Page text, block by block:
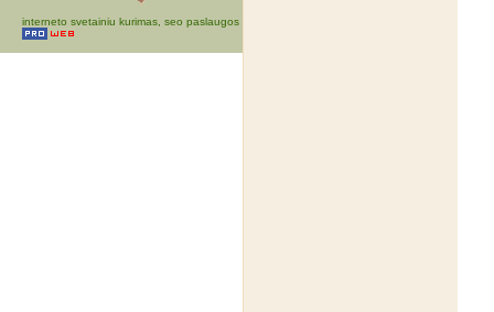
interneto svetainiu kurimas, seo paslaugos